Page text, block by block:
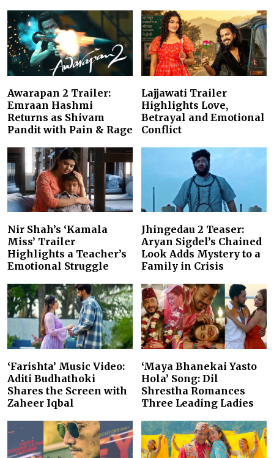
Awarapan 2 Trailer:
Emraan Hashmi
Returns as Shivam
Pandit with Pain & Rage
Lajjawati Trailer
Highlights Love,
Betrayal and Emotional
Conflict
Nir Shah’s ‘Kamala
Miss’ Trailer
Highlights a Teacher’s
Emotional Struggle
Jhingedau 2 Teaser:
Aryan Sigdel’s Chained
Look Adds Mystery to a
Family in Crisis
‘Farishta’ Music Video:
Aditi Budhathoki
Shares the Screen with
Zaheer Iqbal
‘Maya Bhanekai Yasto
Hola’ Song: Dil
Shrestha Romances
Three Leading Ladies